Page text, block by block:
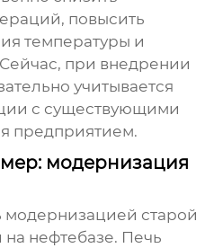
повысить
температуры и
при внедрении
учитывается
с существующими
предприятием.
модернизация
модернизацией старой
на нефтебазе. Печь